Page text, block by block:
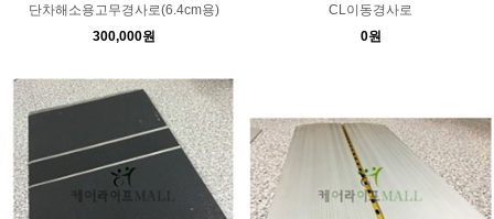
단차해소용고무경사로(6.4cm용)
300,000원
CL이동경사로
0원